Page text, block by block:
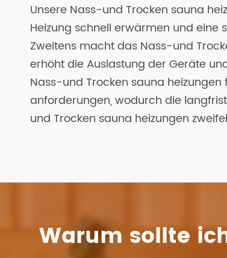
Unsere Nass-und Trocken sauna
Heizung schnell erwärmen und eine
Zweitens macht das Nass-und
erhöht die Auslastung der Geräte
Nass-und Trocken sauna
anforderungen, wodurch die
und Trocken sauna heizungen
Warum sollte